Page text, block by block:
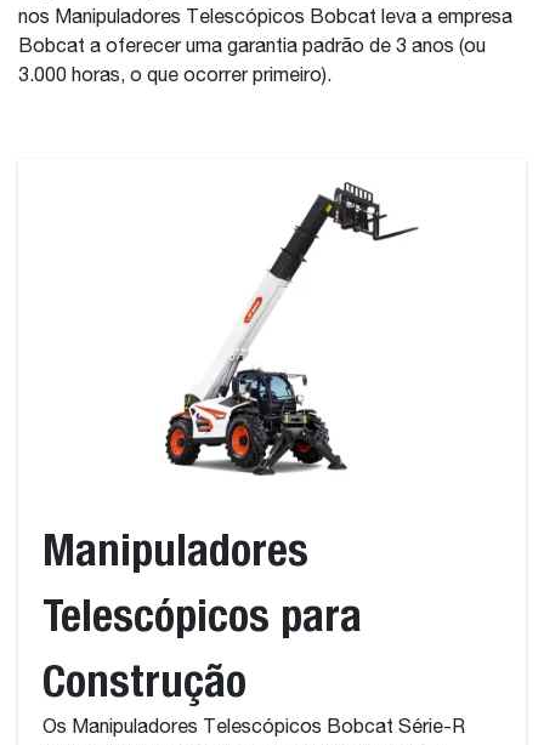
nos Manipuladores Telescópicos Bobcat leva a empresa
Bobcat a oferecer uma garantia padrão de 3 anos (ou
3.000 horas, o que ocorrer primeiro).
Manipuladores
Telescópicos para
Construção
Os Manipuladores Telescópicos Bobcat Série-R